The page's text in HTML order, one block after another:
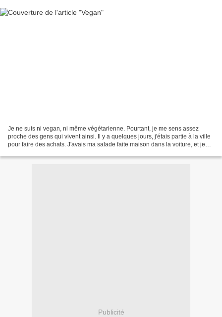
Je ne suis ni vegan, ni même végétarienne. Pourtant, je me sens assez
proche des gens qui vivent ainsi. Il y a quelques jours, j'étais partie à la ville
pour faire des achats. J'avais ma salade faite maison dans la voiture, et je
Publicité